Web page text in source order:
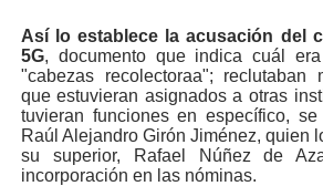
Así lo establece la acusación del
5G, documento que indica cuál
"cabezas recolectoraa"; reclutaban
que estuvieran asignados a otras
tuvieran funciones en específico,
Raúl Alejandro Girón Jiménez, quien
su superior, Rafael Núñez de
incorporación en las nóminas.